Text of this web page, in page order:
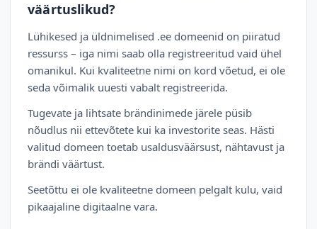
väärtuslikud?
Lühikesed ja üldnimelised .ee domeenid on piiratud
ressurss – iga nimi saab olla registreeritud vaid ühel
omanikul. Kui kvaliteetne nimi on kord võetud, ei ole
seda võimalik uuesti vabalt registreerida.
Tugevate ja lihtsate brändinimede järele püsib
nõudlus nii ettevõtete kui ka investorite seas. Hästi
valitud domeen toetab usaldusväärsust, nähtavust ja
brändi väärtust.
Seetõttu ei ole kvaliteetne domeen pelgalt kulu, vaid
pikaajaline digitaalne vara.